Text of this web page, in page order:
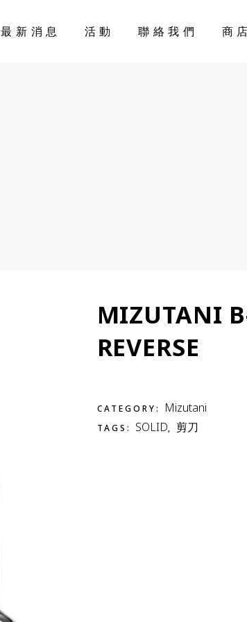
最新消息 活動 聯絡我們 商店
MIZUTANI
REVERSE
CATEGORY: Mizutani
TAGS: SOLID, 剪刀